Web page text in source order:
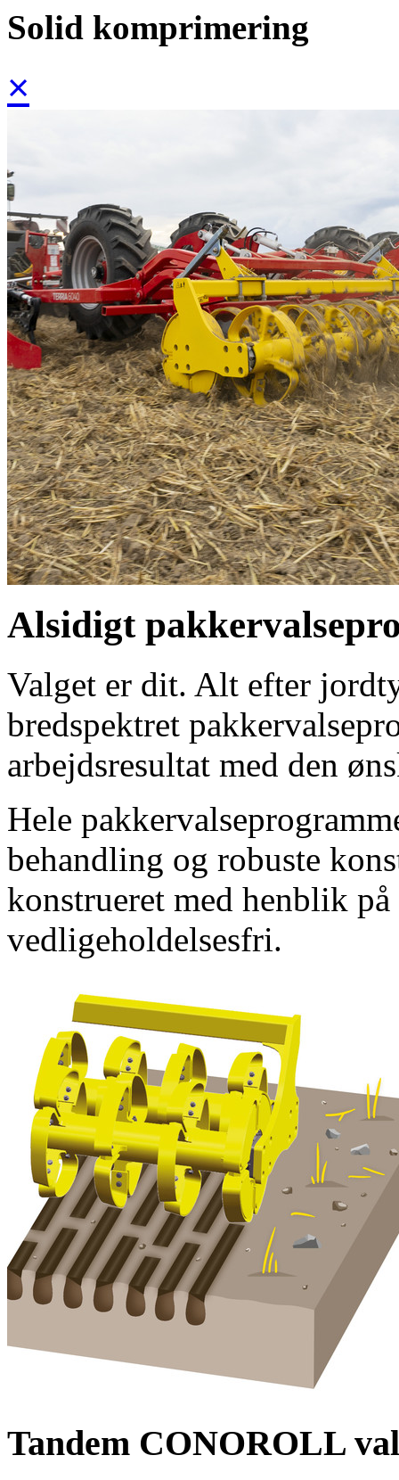
Solid komprimering
×
Alsidigt
Valget er dit. Alt efter
bredspektret
arbejdsresultat med den
Hele
behandling og robuste
konstrueret med henblik
vedligeholdelsesfri.
Tandem CONOROLL